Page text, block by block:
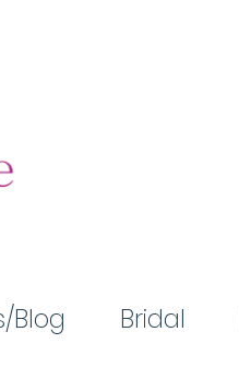
Blog​ Bridal​